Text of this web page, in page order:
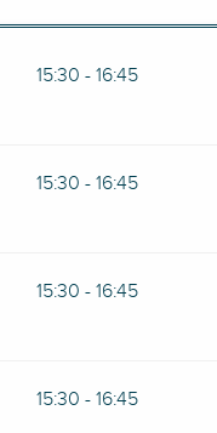
15:30 - 16:45
15:30 - 16:45
15:30 - 16:45
15:30 - 16:45